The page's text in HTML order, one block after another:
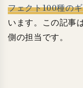
フェクト100種の
います。この記事
側の担当です。